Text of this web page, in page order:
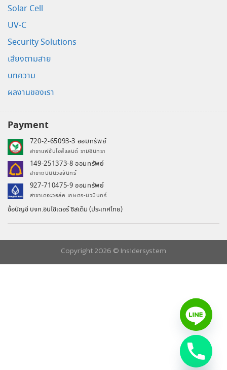
Solar Cell
UV-C
Security Solutions
เสียงตามสาย
บทความ
ผลงานของเรา
Payment
720-2-65093-3 ออมทรัพย์
สาขาแฟชั่นไอส์แลนด์ รามอินทรา
149-251373-8 ออมทรัพย์
สาขาถนนนวลจันทร์
927-710475-9 ออมทรัพย์
สาขาเดอะวอล์ค เกษตร-นวมินทร์
ชื่อบัญชี บจก.อินไซเดอร์ ซิสเต็ม (ประเทศไทย)
Copyright 2026 © Insidersystem
Hide
chaty